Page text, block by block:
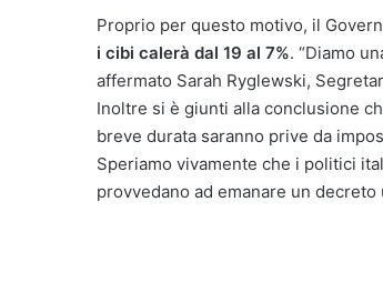
Proprio per questo motivo, il
i cibi calerà dal 19 al 7%. “Diamo
affermato Sarah Ryglewski,
Inoltre si è giunti alla conclusione
breve durata saranno prive da
Speriamo vivamente che i politici
provvedano ad emanare un